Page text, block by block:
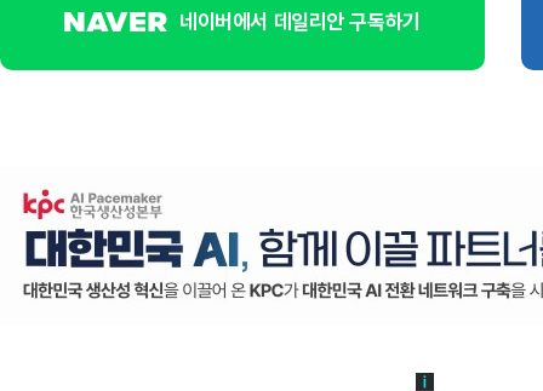
네이버에서 데일리안 구독하기